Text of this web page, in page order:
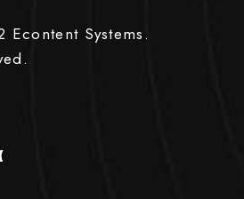
Econtent Systems.